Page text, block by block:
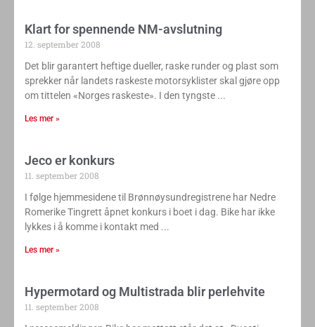
Klart for spennende NM-avslutning
12. september 2008
Det blir garantert heftige dueller, raske runder og plast som
sprekker når landets raskeste motorsyklister skal gjøre opp
om tittelen «Norges raskeste». I den tyngste
Les mer »
Jeco er konkurs
11. september 2008
I følge hjemmesidene til Brønnøysundregistrene har Nedre
Romerike Tingrett åpnet konkurs i boet i dag. Bike har ikke
lykkes i å komme i kontakt med
Les mer »
Hypermotard og Multistrada blir perlehvite
11. september 2008